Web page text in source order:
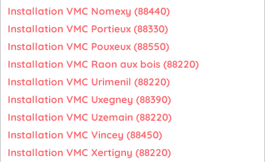
Installation VMC Nomexy (88440)
Installation VMC Portieux (88330)
Installation VMC Pouxeux (88550)
Installation VMC Raon aux bois (88220)
Installation VMC Urimenil (88220)
Installation VMC Uxegney (88390)
Installation VMC Uzemain (88220)
Installation VMC Vincey (88450)
Installation VMC Xertigny (88220)